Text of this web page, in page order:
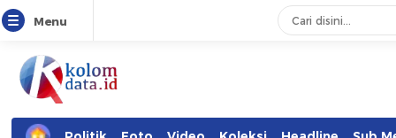
Menu
Kolomdata.id